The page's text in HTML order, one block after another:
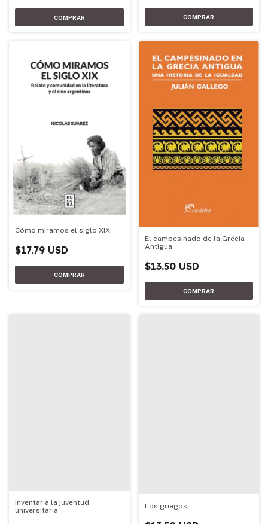
Cómo miramos el siglo XIX
$17.79 USD
El campesinado de la Grecia
Antigua
$13.50 USD
Inventar a la juventud
universitaria
Los griegos